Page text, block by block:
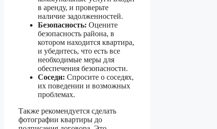
в аренду, и проверьте
наличие задолженностей.
Безопасность: Оцените
безопасность района, в
котором находится квартира,
и убедитесь, что есть все
необходимые меры для
обеспечения безопасности.
Соседи: Спросите о соседях,
их поведении и возможных
проблемах.
Также рекомендуется сделать
фотографии квартиры до